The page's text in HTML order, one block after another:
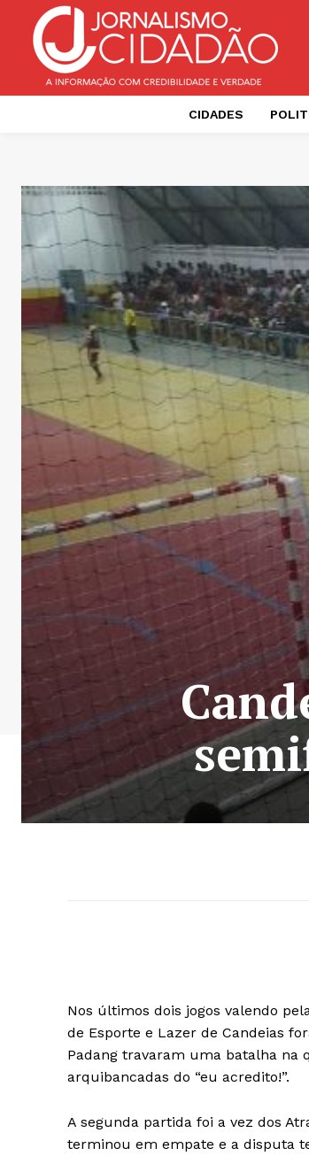
CIDADES
Nos últimos dois jogos valendo
de Esporte e Lazer de Candeias
Padang travaram uma batalha na
arquibancadas do “eu acredito!”.
A segunda partida foi a vez dos
terminou em empate e a disputa